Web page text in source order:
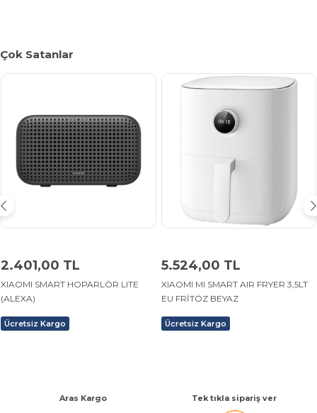
Çok Satanlar
2.401,00 TL
XIAOMI SMART HOPARLÖR LITE
(ALEXA)
Ücretsiz Kargo
5.524,00 TL
XIAOMI MI SMART AIR FRYER 3,5LT
EU FRİTÖZ BEYAZ
Ücretsiz Kargo
Aras Kargo Tek tıkla sipariş ver